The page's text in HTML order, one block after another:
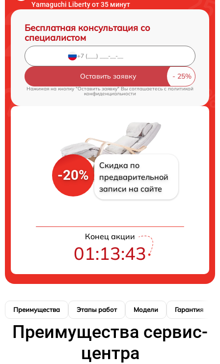
Yamaguchi Liberty от 35 минут
Бесплатная консультация со
специалистом
Оставить заявку
Нажимая на кнопку "Оставить заявку" Вы соглашаетесь cполитикой
конфиденциальности
-20%
Скидка по
предварительной
записи на сайте
Конец акции
01:13:42
Преимущества Этапы работ Модели Гарантия
Преимущества сервис-
центра